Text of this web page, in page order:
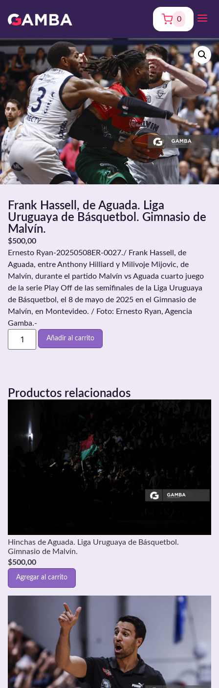
0
Frank Hassell, de Aguada. Liga
Uruguaya de Básquetbol. Gimnasio de
Malvín.
$500,00
Ernesto Ryan-20250508ER-0027./ Frank Hassell, de
Aguada, entre Anthony Hilliard y Milivoje Mijovic, de
Malvín, durante el partido Malvín vs Aguada cuarto juego
de la serie Play Off de las semifinales de la Liga Uruguaya
de Básquetbol, el 8 de mayo de 2025 en el Gimnasio de
Malvín, en Montevideo. / Foto: Ernesto Ryan, Agencia
Gamba.-
Añadir al carrito
Productos relacionados
Hinchas de Aguada. Liga Uruguaya de Básquetbol.
Gimnasio de Malvín.
$500,00
Agregar al carrito